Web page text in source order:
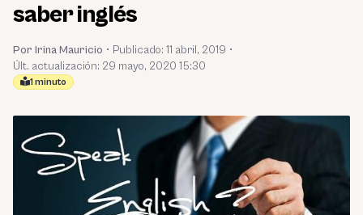
saber inglés
Por Irina Mauricio • Publicado: 11 abril, 2019 •
Últ. actualización: 29 mayo, 2020 15:30
1 minuto